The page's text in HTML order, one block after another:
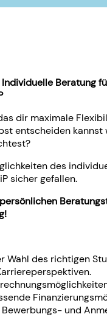
Beratung
dir maximale
entscheiden kannst
des
sicher gefallen.
Wahl des richtigen
und